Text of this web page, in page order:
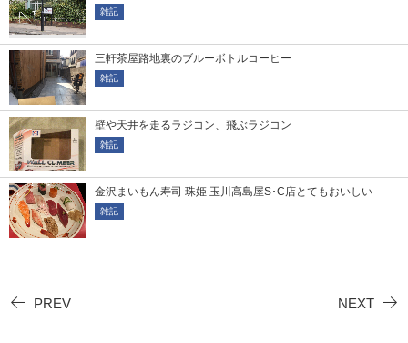
雑記
三軒茶屋路地裏のブルーボトルコーヒー
雑記
壁や天井を走るラジコン、飛ぶラジコン
雑記
金沢まいもん寿司 珠姫 玉川高島屋S･C店とてもおいしい
雑記
PREV NEXT